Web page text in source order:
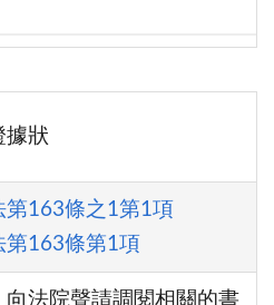
據狀
第163條之1第1項
第163條第1項
向法院聲請調閱相關的書